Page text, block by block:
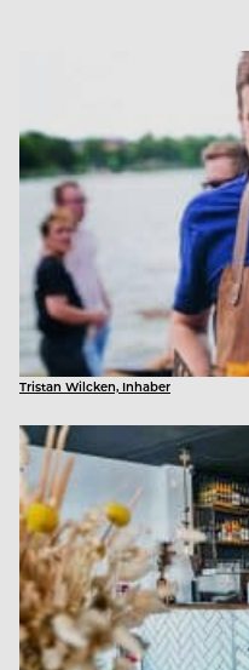
Tristan Wilcken, Inhaber